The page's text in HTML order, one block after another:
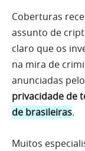
Coberturas
assunto de
claro que os
na mira de
anunciadas pelo
privacidade de
de brasileiras.
Muitos